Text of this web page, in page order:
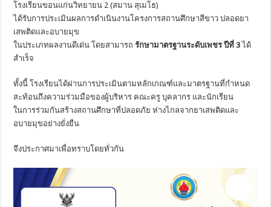
โรงเรียนขอนแก่นวิทยายน 2 (สมาน สุเมโธ)
ได้รับการประเมินผลการดำเนินงานโครงการสถานศึกษาสีขาว ปลอดยา
เสพติดและอบายมุข
ในประเภทผลงานดีเด่น โดยสามารถรักษามาตรฐานระดับเพชร ปีที่ 3ได้
สำเร็จ
ทั้งนี้ โรงเรียนได้ผ่านการประเมินตามหลักเกณฑ์และมาตรฐานที่กำหนด
สะท้อนถึงความร่วมมือของผู้บริหาร คณะครู บุคลากร และนักเรียน
ในการร่วมกันสร้างสถานศึกษาที่ปลอดภัย ห่างไกลจากยาเสพติดและ
อบายมุขอย่างยั่งยืน
จึงประกาศมาเพื่อทราบโดยทั่วกัน